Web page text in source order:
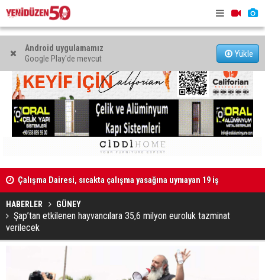
Android uygulamamız
Google Play'de mevcut
Yükle
Çalışma Dairesi, sıcakta çalışma yasağına uymayan 19 iş
yerine uyarı verdi
HABERLER GÜNEY
Şap’tan etkilenen hayvancılara 35,6 milyon euroluk tazminat
verilecek